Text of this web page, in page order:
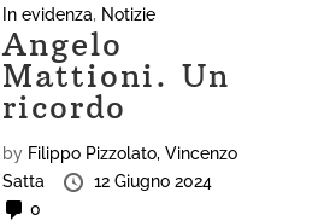
In evidenza, Notizie
Angelo
Mattioni. Un
ricordo
by Filippo Pizzolato, Vincenzo
Satta
12 Giugno 2024
0